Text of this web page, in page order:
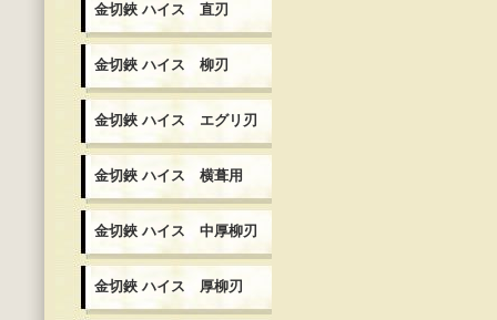
金切鋏 ハイス 直刃
金切鋏 ハイス 柳刃
金切鋏 ハイス エグリ刃
金切鋏 ハイス 横葺用
金切鋏 ハイス 中厚柳刃
金切鋏 ハイス 厚柳刃